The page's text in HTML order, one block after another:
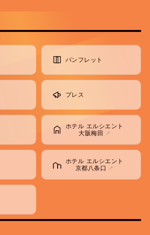
パンフレット
プレス
ホテル エルシエント
大阪梅田 ↗
ホテル エルシエント
京都八条口 ↗